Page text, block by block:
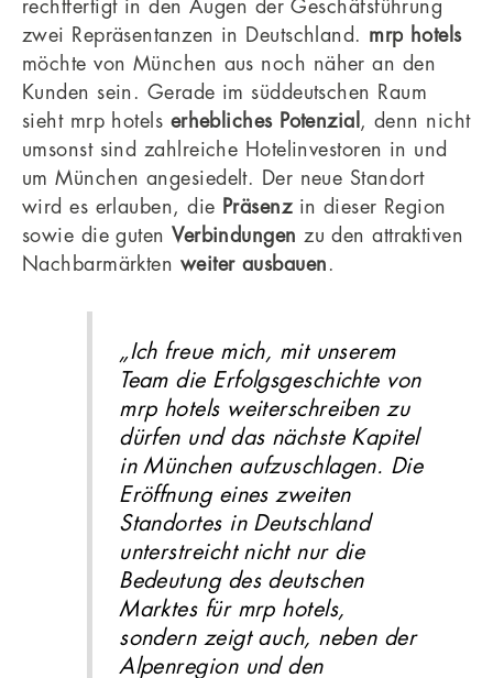
rechtfertigt in den Augen der Geschäfsführung
zwei Repräsentanzen in Deutschland. mrp hotels
möchte von München aus noch näher an den
Kunden sein. Gerade im süddeutschen Raum
sieht mrp hotels erhebliches Potenzial , denn nicht
umsonst sind zahlreiche Hotelinvestoren in und
um München angesiedelt. Der neue Standort
wird es erlauben, die Präsenz in dieser Region
sowie die guten Verbindungen zu den attraktiven
Nachbarmärkten weiter ausbauen .
„Ich freue mich, mit unserem
Team die Erfolgsgeschichte von
mrp hotels weiterschreiben zu
dürfen und das nächste Kapitel
in München aufzuschlagen. Die
Eröffnung eines zweiten
Standortes in Deutschland
unterstreicht nicht nur die
Bedeutung des deutschen
Marktes für mrp hotels,
sondern zeigt auch, neben der
Alpenregion und den